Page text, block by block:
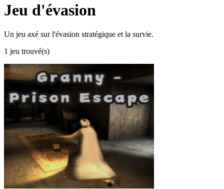
Jeu d'évasion
Un jeu axé sur l'évasion stratégique et la survie.
1 jeu trouvé(s)